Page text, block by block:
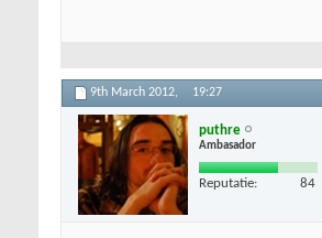
9th March 2012, 19:27
puthre
Ambasador
Reputatie: 84